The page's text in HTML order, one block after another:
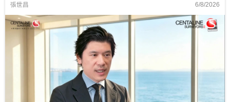
張世昌 6/8/2026